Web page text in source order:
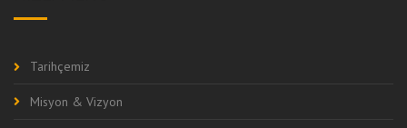
Tarihçemiz
Misyon & Vizyon